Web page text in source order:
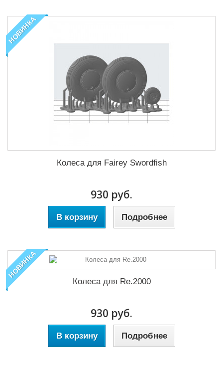
НОВИНКА
Колеса для Fairey Swordfish
930 руб.
В корзину Подробнее
НОВИНКА
Колеса для Re.2000
930 руб.
В корзину Подробнее